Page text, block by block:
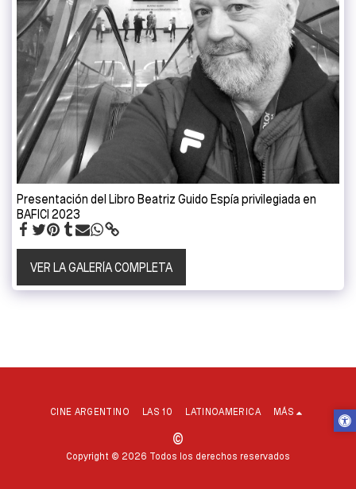
Presentación del Libro Beatriz Guido Espía privilegiada en
BAFICI 2023
VER LA GALERÍA COMPLETA
©
Copyright © 2026 Todos los derechos reservados
CINE ARGENTINO LAS 10 LATINOAMERICA MÁS